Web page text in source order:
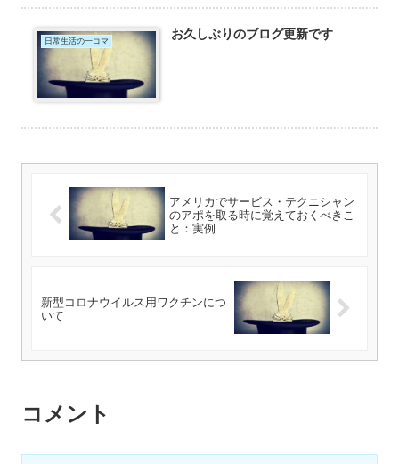
日常生活の一コマ お久しぶりのブログ更新です
アメリカでサービス・テクニシャン
のアポを取る時に覚えておくべきこ
と：実例
新型コロナウイルス用ワクチンにつ
いて
コメント